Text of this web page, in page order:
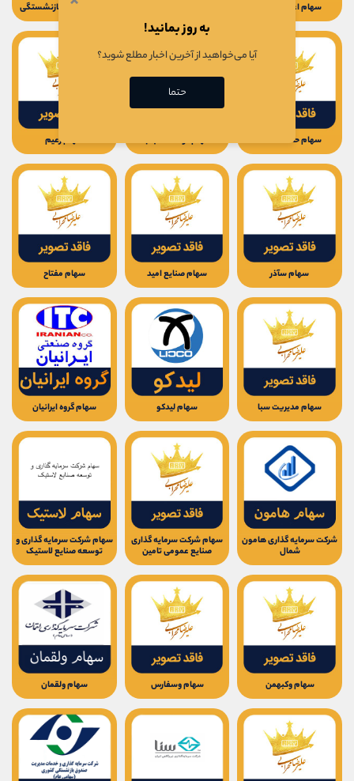
سهام اعتضاد غدیر سهام خدمات بازنشستگی
سهام حافظ اعتماد سهام توسعه مجاب سهام زعیم
سهام سآذر سهام صنایع امید سهام مفتاح
سهام مدیریت سبا سهام لیدکو سهام گروه ایرانیان
شركت سرمايه گذاری هامون
شمال
سهام شرکت سرمایه گذاری
صنایع عمومی تامین
سهام شرکت سرمایه گذاری و
توسعه صنایع لاستیک
سهام وکبهمن سهام وسفارس سهام ولقمان
به روز بمانید!
آیا می‌خواهید از آخرین اخبار مطلع شوید؟
حتما